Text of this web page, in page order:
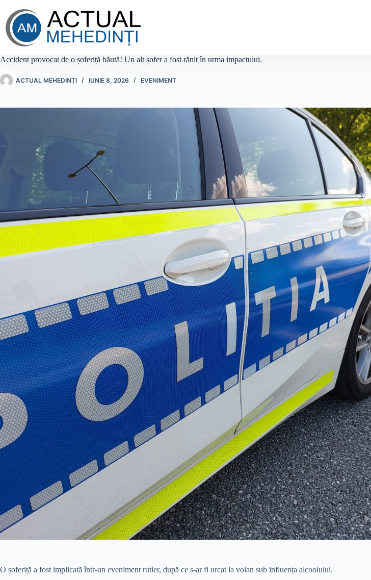
conținut
Accident provocat de o șoferiță băută! Un alt șofer a fost rănit în urma impactului.
ACTUAL MEHEDINȚI IUNIE 8, 2026 EVENIMENT
O șoferiță a fost implicată într-un eveniment rutier, după ce s-ar fi urcat la volan sub influența alcoolului.